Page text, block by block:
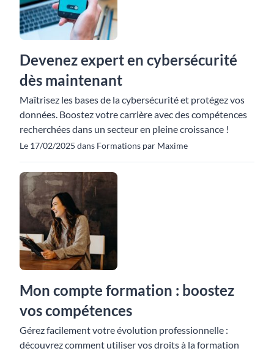
Devenez expert en cybersécurité
dès maintenant
Maîtrisez les bases de la cybersécurité et protégez vos
données. Boostez votre carrière avec des compétences
recherchées dans un secteur en pleine croissance !
Le 17/02/2025 dans Formations par Maxime
Mon compte formation : boostez
vos compétences
Gérez facilement votre évolution professionnelle :
découvrez comment utiliser vos droits à la formation